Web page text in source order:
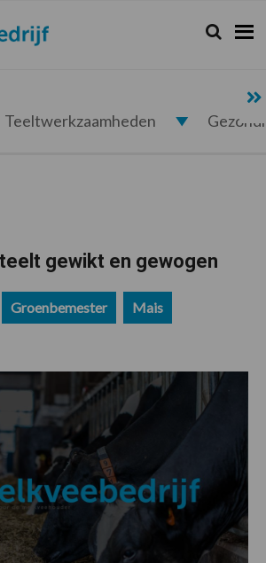
Zoeken...
Zoek
Teeltwerkzaamheden
gewikt en gewogen
Groenbemester Mais